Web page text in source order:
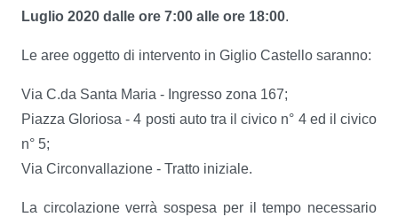
Luglio 2020 dalle ore 7:00 alle ore 18:00.
Le aree oggetto di intervento in Giglio Castello saranno:
Via C.da Santa Maria - Ingresso zona 167;
Piazza Gloriosa - 4 posti auto tra il civico n° 4 ed il civico
n° 5;
Via Circonvallazione - Tratto iniziale.
La circolazione verrà sospesa per il tempo necessario